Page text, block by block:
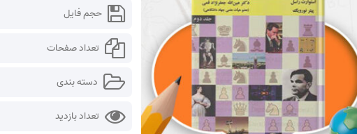
حجم فایل
تعداد صفحات
دسته بندی
تعداد بازدید